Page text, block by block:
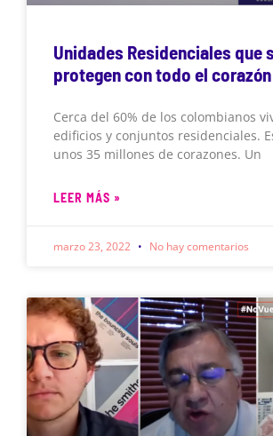
Unidades Residenciales que
protegen con todo el corazón
Cerca del 60% de los colombianos
edificios y conjuntos residenciales.
unos 35 millones de corazones. Un
LEER MÁS »
marzo 23, 2022 No hay comentarios